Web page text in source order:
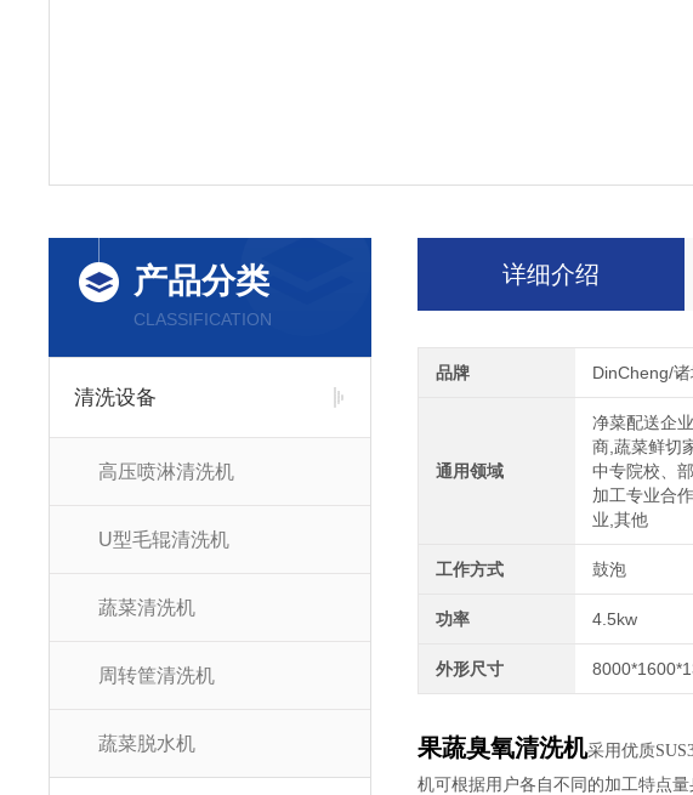
产品分类
CLASSIFICATION
清洗设备
高压喷淋清洗机
U型毛辊清洗机
蔬菜清洗机
周转筐清洗机
蔬菜脱水机
详细介绍
品牌 DinCheng/
通用领域
净菜配送企
商,蔬菜鲜切
中专院校、
加工专业合
业,其他
工作方式 鼓泡
功率 4.5kw
外形尺寸
果蔬臭氧清洗机采用优质
机可根据用户各自不同的加工特点